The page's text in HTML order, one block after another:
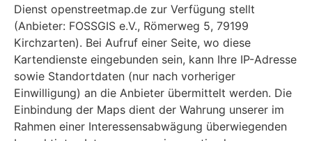
Dienst openstreetmap.de zur Verfügung stellt
(Anbieter: FOSSGIS e.V., Römerweg 5, 79199
Kirchzarten). Bei Aufruf einer Seite, wo diese
Kartendienste eingebunden sein, kann Ihre IP-Adresse
sowie Standortdaten (nur nach vorheriger
Einwilligung) an die Anbieter übermittelt werden. Die
Einbindung der Maps dient der Wahrung unserer im
Rahmen einer Interessensabwägung überwiegenden